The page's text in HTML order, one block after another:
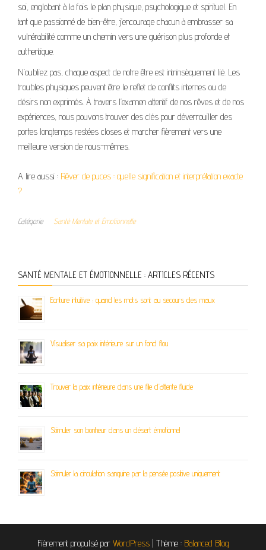
soi, englobant à la fois le plan physique, psychologique et spirituel. En
tant que passionné de bien-être, j’encourage chacun à embrasser sa
vulnérabilité comme un chemin vers une guérison plus profonde et
authentique.
N’oubliez pas, chaque aspect de notre être est intrinsèquement lié. Les
troubles physiques peuvent être le reflet de conflits internes ou de
désirs non exprimés. À travers l’examen attentif de nos rêves et de nos
expériences, nous pouvons trouver des clés pour déverrouiller des
portes longtemps restées closes et marcher fièrement vers une
meilleure version de nous-mêmes.
A lire aussi : Rêver de puces : quelle signification et interprétation exacte
?
Catégorie Santé Mentale et Émotionnelle
SANTÉ MENTALE ET ÉMOTIONNELLE : ARTICLES RÉCENTS
Ecriture intuitive : quand les mots sont au secours des maux
Visualiser sa paix intérieure sur un fond flou
Trouver la paix intérieure dans une file d’attente fluide
Stimuler son bonheur dans un désert émotionnel
Stimuler la circulation sanguine par la pensée positive uniquement
Fièrement propulsé par WordPress | Thème : Balanced Blog